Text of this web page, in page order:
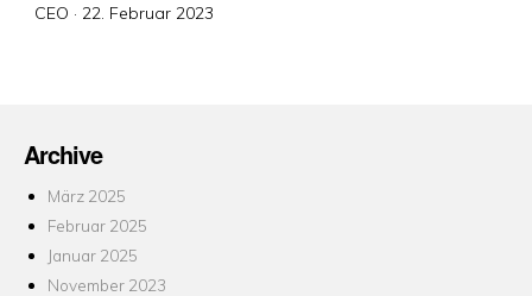
CEO · Veröffentlicht
22. Februar 2023
Archive
März 2025
Februar 2025
Januar 2025
November 2023